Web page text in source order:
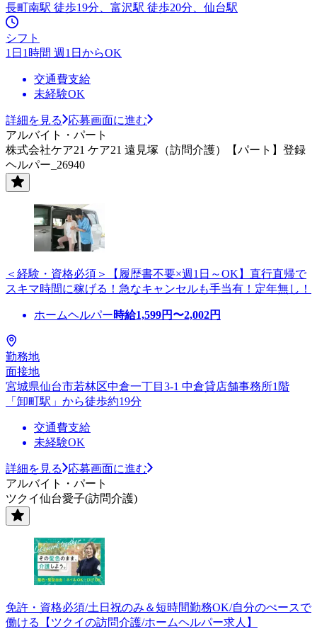
長町南駅 徒歩19分、富沢駅 徒歩20分、仙台駅
シフト
1日1時間 週1日からOK
交通費支給
未経験OK
詳細を見る
応募画面に進む
アルバイト・パート
株式会社ケア21 ケア21 遠見塚（訪問介護）【パート】登録
ヘルパー_26940
＜経験・資格必須＞【履歴書不要×週1日～OK】直行直帰で
スキマ時間に稼げる！急なキャンセルも手当有！定年無し！
ホームヘルパー時給1,599円〜2,002円
勤務地
面接地
宮城県仙台市若林区中倉一丁目3-1 中倉貸店舗事務所1階
「卸町駅」から徒歩約19分
交通費支給
未経験OK
詳細を見る
応募画面に進む
アルバイト・パート
ツクイ仙台愛子(訪問介護)
免許・資格必須/土日祝のみ＆短時間勤務OK/自分のぺースで
働ける【ツクイの訪問介護/ホームヘルパー求人】